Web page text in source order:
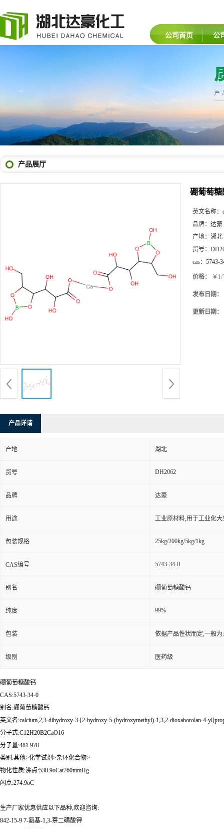
公司首页 公
产品展厅
硼葡萄糖
英文名称：
品牌： 达豪
产地： 湖北
货号：
cas： 5743-
价格： ￥
发布日期：
更新日期：
产品详请
产地 湖北
货号 DH2062
品牌 达豪
用途 工业原材料,用于工业化大
包装规格 25kg/200kg/5kg/1kg
CAS编号 5743-34-0
别名 硼葡萄糖酸钙
纯度 99%
包装 依据产品性状而定,一般
级别 医药级
硼葡萄糖酸钙
CAS:5743-34-0
别名:硼葡萄糖酸钙
英文名:calcium,2,3-dihydroxy-3-[2-hydroxy-5-(hydroxymethyl)-1,3,2-dioxaborolan-4-
分子式:C12H20B2CaO16
分子量:481.978
类别:其他>化学试剂>杂环化合物>
物化性质:沸点:530.9oCat760mmHg
闪点:274.9oC
生产厂家优惠供应以下品种,欢迎咨询:
842-15-9 7-氨基-1,3-萘二磺酸钾